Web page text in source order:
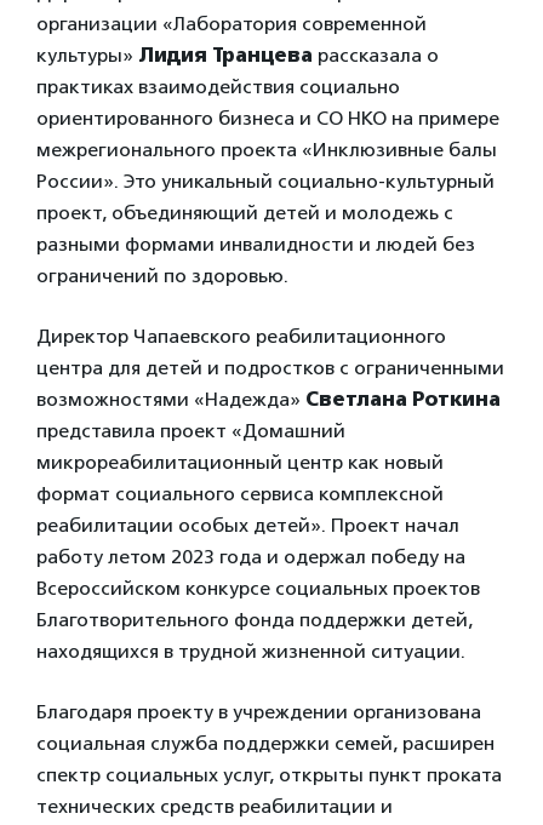
организации «Лаборатория современной
культуры» Лидия Транцева рассказала о
практиках взаимодействия социально
ориентированного бизнеса и СО НКО на примере
межрегионального проекта «Инклюзивные балы
России». Это уникальный социально-культурный
проект, объединяющий детей и молодежь с
разными формами инвалидности и людей без
ограничений по здоровью.
Директор Чапаевского реабилитационного
центра для детей и подростков с ограниченными
возможностями «Надежда» Светлана Роткина
представила проект «Домашний
микрореабилитационный центр как новый
формат социального сервиса комплексной
реабилитации особых детей». Проект начал
работу летом 2023 года и одержал победу на
Всероссийском конкурсе социальных проектов
Благотворительного фонда поддержки детей,
находящихся в трудной жизненной ситуации.
Благодаря проекту в учреждении организована
социальная служба поддержки семей, расширен
спектр социальных услуг, открыты пункт проката
технических средств реабилитации и